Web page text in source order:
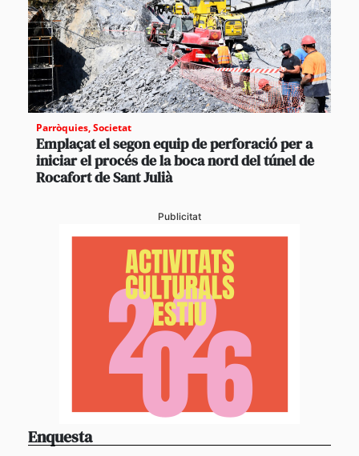
Parròquies,Societat
Emplaçat el segon equip de perforació per a
iniciar el procés de la boca nord del túnel de
Rocafort de Sant Julià
Publicitat
Enquesta